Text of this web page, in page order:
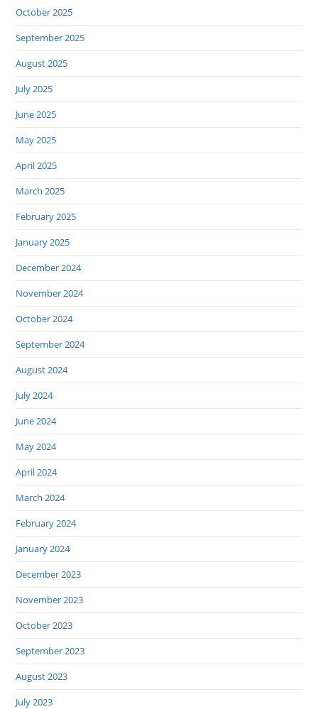
October 2025
September 2025
August 2025
July 2025
June 2025
May 2025
April 2025
March 2025
February 2025
January 2025
December 2024
November 2024
October 2024
September 2024
August 2024
July 2024
June 2024
May 2024
April 2024
March 2024
February 2024
January 2024
December 2023
November 2023
October 2023
September 2023
August 2023
July 2023